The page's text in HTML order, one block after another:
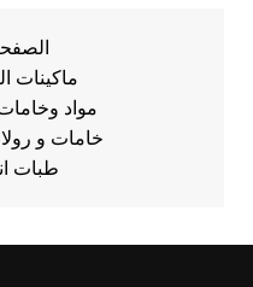
ماكينات
مواد وخامات
خامات و
طبات